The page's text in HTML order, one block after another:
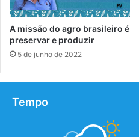
A missão do agro brasileiro é
preservar e produzir
5 de junho de 2022
Tempo